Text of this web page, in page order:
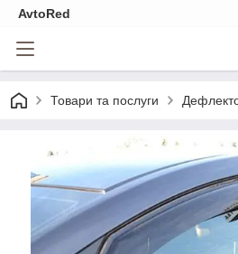
AvtoRed
Товари та послуги